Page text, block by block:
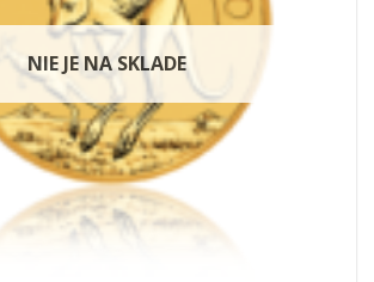
NIE JE NA SKLADE